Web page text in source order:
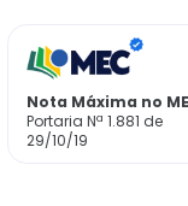
Nota Máxima no
Portaria Nª 1.881 de
29/10/19